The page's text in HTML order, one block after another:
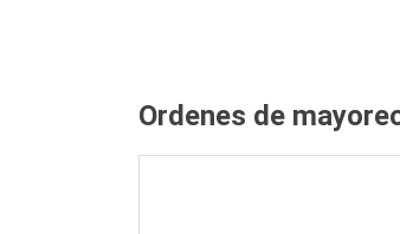
Ordenes de